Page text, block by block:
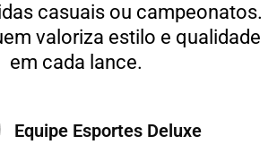
casuais ou campeonatos.
valoriza estilo e qualidade
em cada lance.
Equipe Esportes Deluxe